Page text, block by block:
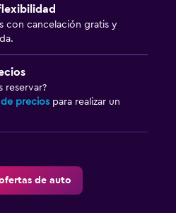
con cancelación gratis y
reservar?
de precios para realizar un
de auto